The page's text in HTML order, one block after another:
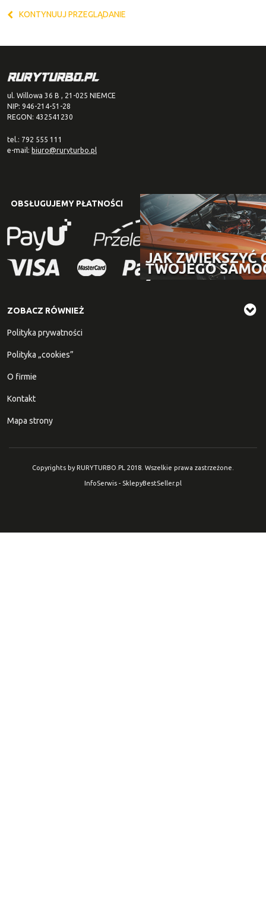
KONTYNUUJ PRZEGLĄDANIE
ul. Willowa 36 B , 21-025 NIEMCE
NIP: 946-214-51-28
REGON: 432541230
tel.: 792 555 111
e-mail: biuro@ruryturbo.pl
OBSŁUGUJEMY PŁATNOŚCI
ZOBACZ RÓWNIEŻ
Polityka prywatności
Polityka „cookies”
O firmie
Kontakt
Mapa strony
Copyrights by RURYTURBO.PL 2018. Wszelkie prawa zastrzeżone.
InfoSerwis - SklepyBestSeller.pl